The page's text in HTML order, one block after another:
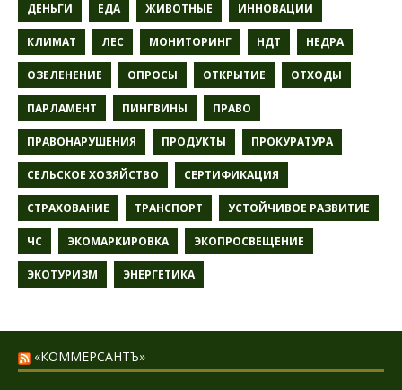
ДЕНЬГИ ЕДА ЖИВОТНЫЕ ИННОВАЦИИ
КЛИМАТ ЛЕС МОНИТОРИНГ НДТ НЕДРА
ОЗЕЛЕНЕНИЕ ОПРОСЫ ОТКРЫТИЕ ОТХОДЫ
ПАРЛАМЕНТ ПИНГВИНЫ ПРАВО
ПРАВОНАРУШЕНИЯ ПРОДУКТЫ ПРОКУРАТУРА
СЕЛЬСКОЕ ХОЗЯЙСТВО СЕРТИФИКАЦИЯ
СТРАХОВАНИЕ ТРАНСПОРТ УСТОЙЧИВОЕ РАЗВИТИЕ
ЧС ЭКОМАРКИРОВКА ЭКОПРОСВЕЩЕНИЕ
ЭКОТУРИЗМ ЭНЕРГЕТИКА
«КОММЕРСАНТЪ»